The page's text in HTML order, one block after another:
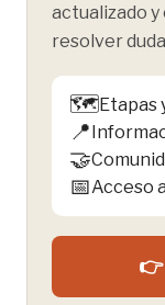
actualizado
resolver
🗺️Etapas
📍
🤝
📅Acceso